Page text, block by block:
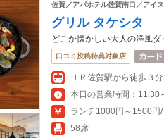
佐賀／アパホテル佐賀南口／アイ
グリル タケシタ
どこか懐かしい大人の洋風ダ
口コミ投稿特典対象店
ＪＲ佐賀駅から徒歩３
本日の営業時間：11:30
ランチ1000円～1500円
58席